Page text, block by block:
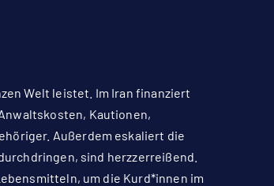
Welt leistet. Im Iran finanziert
Kautionen,
Außerdem eskaliert die
sind herzzerreißend.
um die Kurd*innen im